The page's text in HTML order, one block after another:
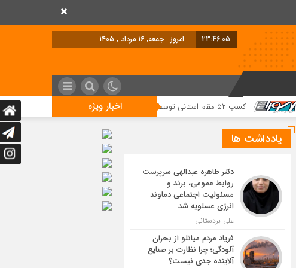
23:46:06 امروز : جمعه, ۱۶ مرداد , ۱۴۰۵
اخبار ویژه کسب ۵۲ مقام استانی توسط دانش‌آموزان و فرهنگیان بردخون در جشنواره «یاریگران زندگی»
یادداشت ها
دکتر طاهره عبدالهی سرپرست
روابط عمومی، برند و
مسئولیت اجتماعی دماوند
انرژی عسلویه شد
علی بردستانی
فریاد مردم میانلو از بحران
آلودگی؛ چرا نظارت بر صنایع
آلاینده جدی نیست؟